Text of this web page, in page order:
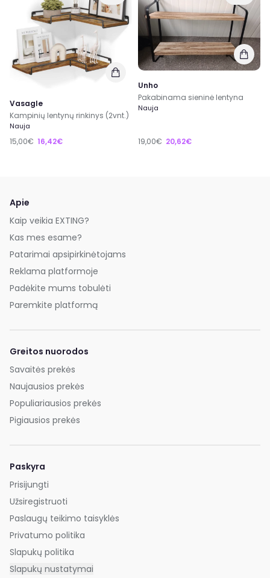
Vasagle
Kampinių lentynų rinkinys (2vnt.)
Nauja
15,00€ 16,42€
Unho
Pakabinama sieninė lentyna
Nauja
19,00€ 20,62€
Apie
Kaip veikia EXTING?
Kas mes esame?
Patarimai apsipirkinėtojams
Reklama platformoje
Padėkite mums tobulėti
Paremkite platformą
Greitos nuorodos
Savaitės prekės
Naujausios prekės
Populiariausios prekės
Pigiausios prekės
Paskyra
Prisijungti
Užsiregistruoti
Paslaugų teikimo taisyklės
Privatumo politika
Slapukų politika
Slapukų nustatymai